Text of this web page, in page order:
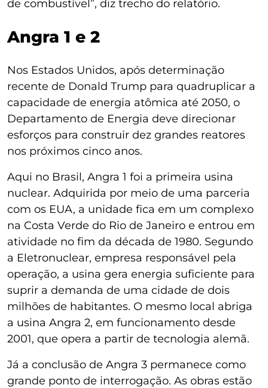
de combustível”, diz trecho do relatório.
Angra 1 e 2
Nos Estados Unidos, após determinação
recente de Donald Trump para quadruplicar a
capacidade de energia atômica até 2050, o
Departamento de Energia deve direcionar
esforços para construir dez grandes reatores
nos próximos cinco anos.
Aqui no Brasil, Angra 1 foi a primeira usina
nuclear. Adquirida por meio de uma parceria
com os EUA, a unidade fica em um complexo
na Costa Verde do Rio de Janeiro e entrou em
atividade no fim da década de 1980. Segundo
a Eletronuclear, empresa responsável pela
operação, a usina gera energia suficiente para
suprir a demanda de uma cidade de dois
milhões de habitantes. O mesmo local abriga
a usina Angra 2, em funcionamento desde
2001, que opera a partir de tecnologia alemã.
Já a conclusão de Angra 3 permanece como
grande ponto de interrogação. As obras estão